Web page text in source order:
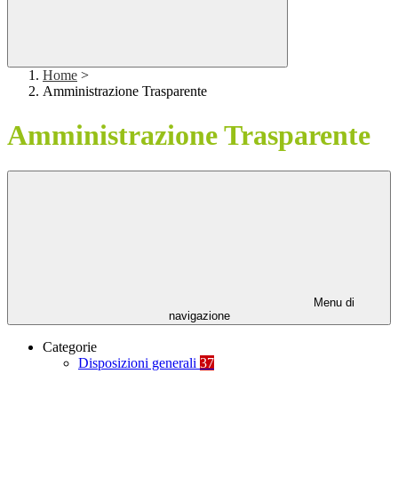
Home >
Amministrazione Trasparente
Amministrazione Trasparente
Menu di
navigazione
Categorie
Disposizioni generali 37